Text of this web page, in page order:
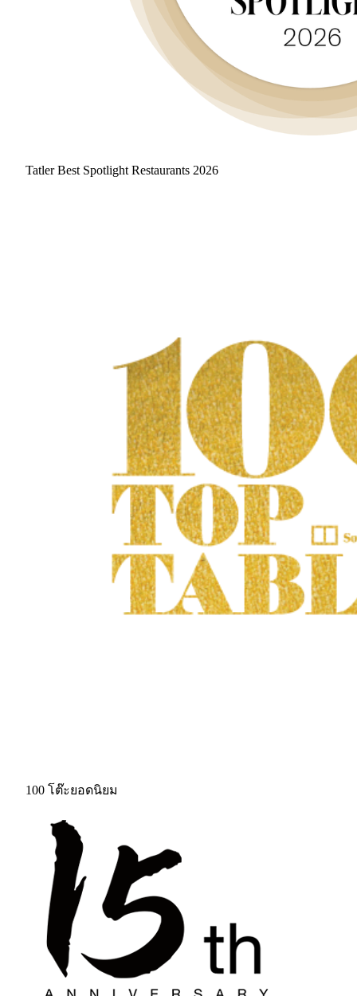
Tatler Best Spotlight Restaurants 2026
100 โต๊ะยอดนิยม